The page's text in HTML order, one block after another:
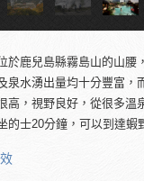
於鹿兒島縣霧島山的山腰
泉水湧出量均十分豐富，
高，視野良好，從很多溫
的士20分鐘，可以到達蝦